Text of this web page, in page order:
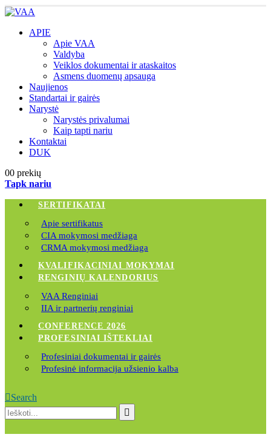
APIE
Apie VAA
Valdyba
Veiklos dokumentai ir ataskaitos
Asmens duomenų apsauga
Naujienos
Standartai ir gairės
Narystė
Narystės privalumai
Kaip tapti nariu
Kontaktai
DUK
00 prekių
Tapk nariu
SERTIFIKATAI
Apie sertifikatus
CIA mokymosi medžiaga
CRMA mokymosi medžiaga
KVALIFIKACINIAI MOKYMAI
RENGINIŲ KALENDORIUS
VAA Renginiai
IIA ir partnerių renginiai
CONFERENCE 2026
PROFESINIAI IŠTEKLIAI
Profesiniai dokumentai ir gairės
Profesinė informacija užsienio kalba
Search